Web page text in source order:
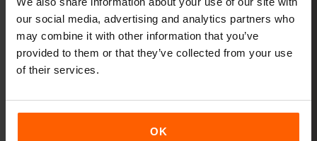
our social media, advertising and analytics partners who
may combine it with other information that you’ve
provided to them or that they’ve collected from your use
of their services.
OK
tablet.
CONSIGLIATO20 GB+ o Illimitato
Vedi i pacchetti
dispositivo, dalle impostazioni delle app e dall'uso.